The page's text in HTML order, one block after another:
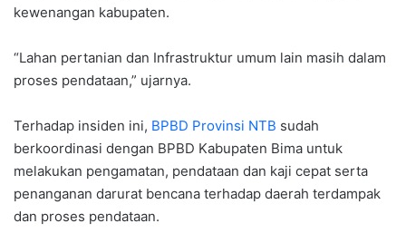
kewenangan kabupaten.
“Lahan pertanian dan Infrastruktur umum lain masih dalam
proses pendataan,” ujarnya.
Terhadap insiden ini, BPBD Provinsi NTB sudah
berkoordinasi dengan BPBD Kabupaten Bima untuk
melakukan pengamatan, pendataan dan kaji cepat serta
penanganan darurat bencana terhadap daerah terdampak
dan proses pendataan.